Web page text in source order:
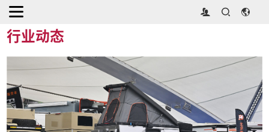
首页
行业动态